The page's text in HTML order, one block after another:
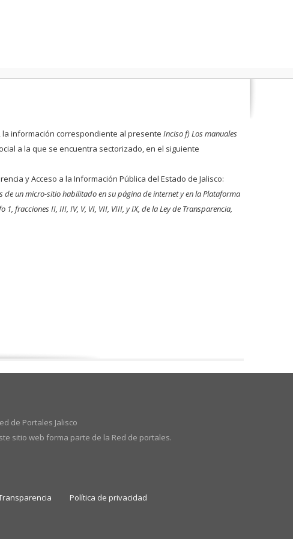
información correspondiente al presente Inciso f) Los manuales
a la que se encuentra sectorizado, en el siguiente
y Acceso a la Información Pública del Estado de Jalisco:
un micro-sitio habilitado en su página de internet y en la Plataforma
fracciones II, III, IV, V, VI, VII, VIII, y IX, de la Ley de Transparencia,
de Portales Jalisco
sitio web forma parte de la Red de portales.
Política de privacidad